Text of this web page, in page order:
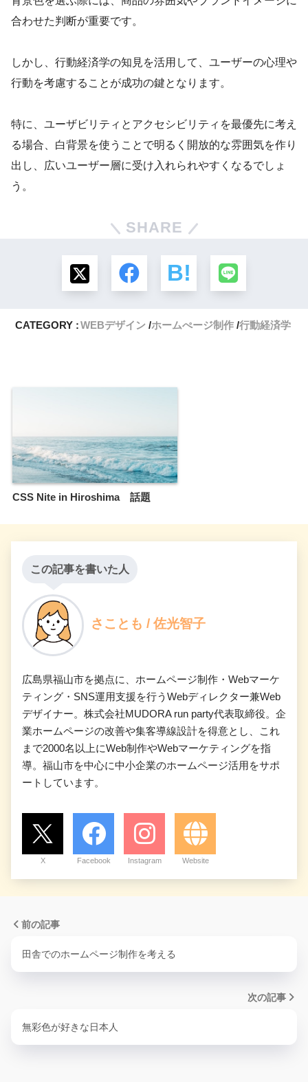
合わせた判断が重要です。
しかし、行動経済学の知見を活用して、ユーザーの心理や
行動を考慮することが成功の鍵となります。
特に、ユーザビリティとアクセシビリティを最優先に考え
る場合、白背景を使うことで明るく開放的な雰囲気を作り
出し、広いユーザー層に受け入れられやすくなるでしょ
う。
SHARE
CATEGORY :WEBデザイン ホームぺージ制作 行動経済学
CSS Nite in Hiroshima 話題
この記事を書いた人
さことも / 佐光智子
広島県福山市を拠点に、ホームページ制作・Webマーケ
ティング・SNS運用支援を行うWebディレクター兼Web
デザイナー。株式会社MUDORA run party代表取締役。企
業ホームページの改善や集客導線設計を得意とし、これ
まで2000名以上にWeb制作やWebマーケティングを指
導。福山市を中心に中小企業のホームページ活用をサポ
ートしています。
X Facebook Instagram Website
前の記事
田舎でのホームページ制作を考える
次の記事
無彩色が好きな日本人